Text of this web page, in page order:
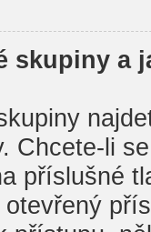
skupiny a
Chcete-li
příslušné